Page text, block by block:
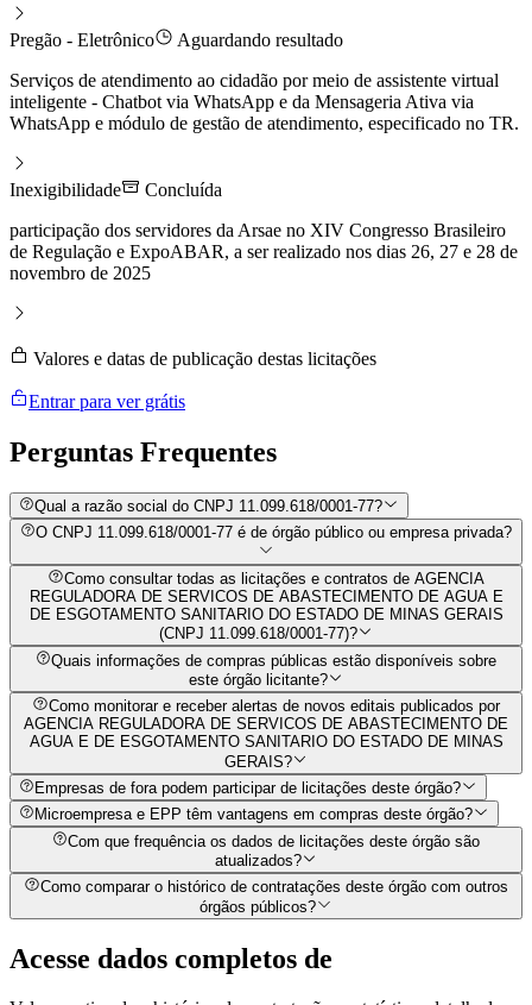
Pregão - Eletrônico
Aguardando resultado
Serviços de atendimento ao cidadão por meio de assistente virtual
inteligente - Chatbot via WhatsApp e da Mensageria Ativa via
WhatsApp e módulo de gestão de atendimento, especificado no TR.
Inexigibilidade
Concluída
participação dos servidores da Arsae no XIV Congresso Brasileiro
de Regulação e ExpoABAR, a ser realizado nos dias 26, 27 e 28 de
novembro de 2025
Valores e datas de publicação destas licitações
Entrar para ver grátis
Perguntas Frequentes
Qual a razão social do CNPJ 11.099.618/0001-77?
O CNPJ 11.099.618/0001-77 é de órgão público ou empresa privada?
Como consultar todas as licitações e contratos de AGENCIA
REGULADORA DE SERVICOS DE ABASTECIMENTO DE AGUA E
DE ESGOTAMENTO SANITARIO DO ESTADO DE MINAS GERAIS
(CNPJ 11.099.618/0001-77)?
Quais informações de compras públicas estão disponíveis sobre
este órgão licitante?
Como monitorar e receber alertas de novos editais publicados por
AGENCIA REGULADORA DE SERVICOS DE ABASTECIMENTO DE
AGUA E DE ESGOTAMENTO SANITARIO DO ESTADO DE MINAS
GERAIS?
Empresas de fora podem participar de licitações deste órgão?
Microempresa e EPP têm vantagens em compras deste órgão?
Com que frequência os dados de licitações deste órgão são
atualizados?
Como comparar o histórico de contratações deste órgão com outros
órgãos públicos?
Acesse dados completos de